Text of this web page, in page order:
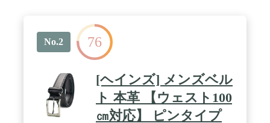
No.2 76
[ヘインズ] メンズベル
ト 本革 【ウェスト100
㎝対応】 ピンタイプ